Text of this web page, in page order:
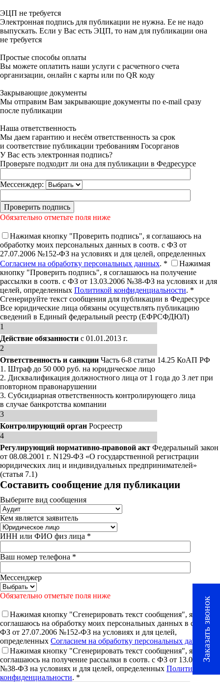
ЭЦП не требуется
Электронная подпись для публикации не нужна. Ее не надо
выпускать. Если у Вас есть ЭЦП, то нам для публикации она
не требуется
Простые способы оплаты
Вы можете оплатить наши услуги с расчетного счета
организации, онлайн с карты или по QR коду
Закрывающие документы
Мы отправим Вам закрывающие документы по e-mail сразу
после публикации
Наша ответственность
Мы даем гарантию и несём ответственность за срок
и соответствие публикации требованиям Госорганов
У Вас есть электронная подпись?
Проверьте подходит ли она для публикации в Федресурсе
Мессенждер:
Обязательно отметьте поля ниже
Нажимая кнопку "Проверить подпись", я соглашаюсь на
обработку моих персональных данных в соотв. с ФЗ от
27.07.2006 №152-ФЗ на условиях и для целей, определенных
Согласием на обработку персональных данных. *
Нажимая
кнопку "Проверить подпись", я соглашаюсь на получение
рассылки в соотв. с ФЗ от 13.03.2006 №38-ФЗ на условиях и для
целей, определенных Политикой конфиденциальности. *
Сгенерируйте текст сообщения для публикации в Федресурсе
Все юридические лица обязаны осуществлять публикацию
сведений в Единый федеральный реестр (ЕФРСФДЮЛ)
1
Действие обязанности с 01.01.2013 г.
2
Ответственность и санкции Часть 6-8 статьи 14.25 КоАП РФ
1. Штраф до 50 000 руб. на юридическое лицо
2. Дисквалификация должностного лица от 1 года до 3 лет при
повторном правонарушении
3. Субсидиарная ответственность контролирующего лица
в случае банкротства компании
3
Контролирующий орган Росреестр
4
Регулирующий нормативно-правовой акт Федеральный закон
от 08.08.2001 г. N129-ФЗ «О государственной регистрации
юридических лиц и индивидуальных предпринимателей»
(статья 7.1)
Составить сообщение для публикации
Выберите вид сообщения
Кем является заявитель
ИНН или ФИО физ лица *
Ваш номер телефона *
Мессенджер
Обязательно отметьте поля ниже
Нажимая кнопку "Cгенерировать текст сообщения", я
соглашаюсь на обработку моих персональных данных в соотв. с
ФЗ от 27.07.2006 №152-ФЗ на условиях и для целей,
определенных Согласием на обработку персональных данных
Нажимая кнопку "Cгенерировать текст сообщения", я
соглашаюсь на получение рассылки в соотв. с ФЗ от 13.03.2006
№38-ФЗ на условиях и для целей, определенных Политикой
конфиденциальности. *
Заказать звонок